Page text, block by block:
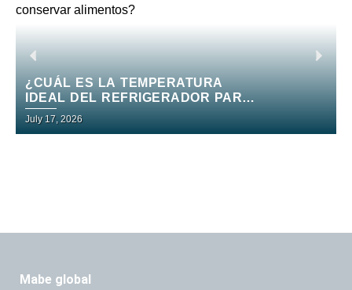
¿CUÁL ES LA TEMPERATURA
IDEAL DEL REFRIGERADOR PARA
CONSERVAR ALIMENTOS?
July 17, 2026
mabe global